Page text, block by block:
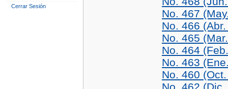
Cerrar Sesión
No. 467
No. 466
No. 465
No. 464
No. 463
No. 460